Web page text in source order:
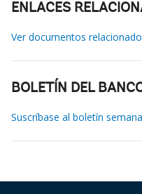
ENLACES
Ver documentos
BOLETÍN DEL
Suscríbase al boletín